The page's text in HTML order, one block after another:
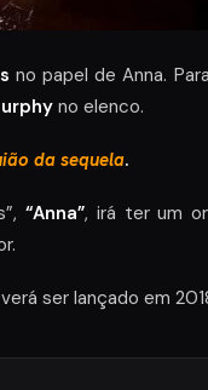
no papel de Anna.
no elenco.
da sequela.
“Anna”, irá ter um
ser lançado em